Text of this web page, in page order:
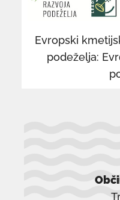
oknu
Evropski
podeželja: